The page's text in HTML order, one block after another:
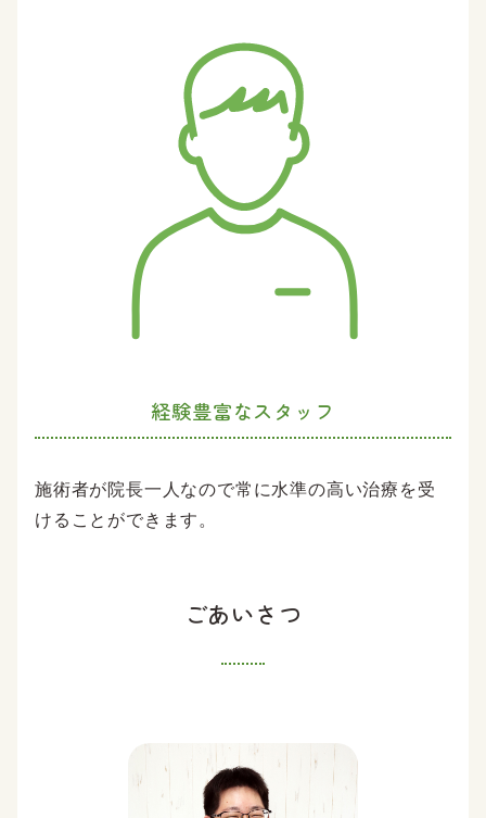
経験豊富なスタッフ
施術者が院長一人なので常に水準の高い治療を受
けることができます。
ごあいさつ